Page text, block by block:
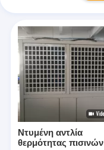
Ντυμένη αντλία
θερμότητας πισινών